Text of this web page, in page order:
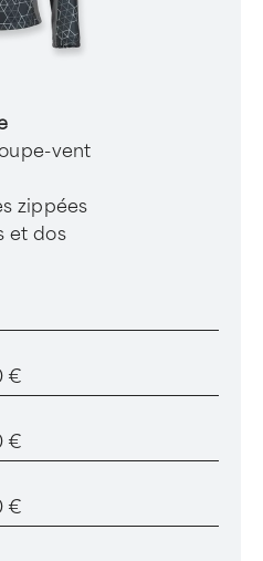
vent
zippées
et dos
€
€
€